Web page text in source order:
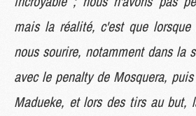
mais la réalité, c'est que
nous sourire, notamment dans la
avec le penalty de Mosquera,
Madueke, et lors des tirs au but,